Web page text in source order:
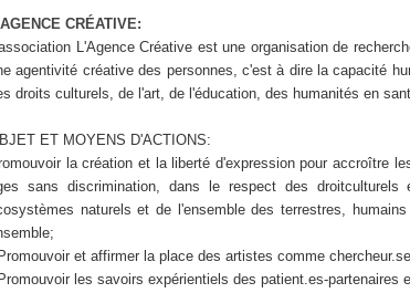
CRÉATIVE:
L'Agence Créative est une organisation de
agentivité créative des personnes, c'est à dire la capacité
droits culturels, de l'art, de l'éducation, des humanités en
ET MOYENS D'ACTIONS:
la création et la liberté d'expression pour accroître
sans discrimination, dans le respect des
naturels et de l'ensemble des terrestres,
Promouvoir et affirmer la place des artistes comme
Promouvoir les savoirs expérientiels des patient.es-partenaires